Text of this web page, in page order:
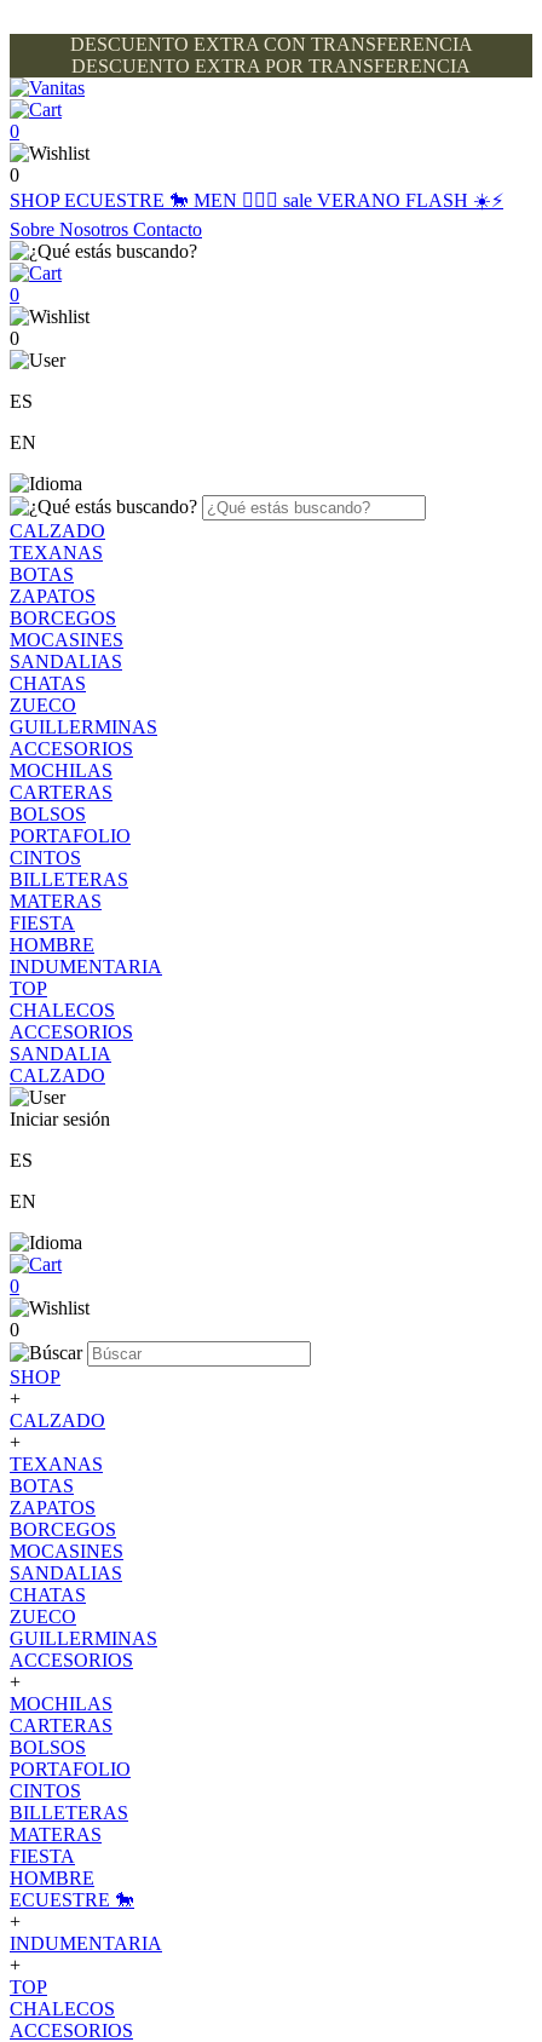
DESCUENTO EXTRA CON TRANSFERENCIA
DESCUENTO EXTRA POR TRANSFERENCIA
0
0
SHOPECUESTRE 🐎 MEN 🙋🏽‍♂️ sale VERANO FLASH ☀️⚡️
Sobre Nosotros Contacto
0
0
ES
EN
CALZADO
TEXANAS
BOTAS
ZAPATOS
BORCEGOS
MOCASINES
SANDALIAS
CHATAS
ZUECO
GUILLERMINAS
ACCESORIOS
MOCHILAS
CARTERAS
BOLSOS
PORTAFOLIO
CINTOS
BILLETERAS
MATERAS
FIESTA
HOMBRE
INDUMENTARIA
TOP
CHALECOS
ACCESORIOS
SANDALIA
CALZADO
Iniciar sesión
ES
EN
0
0
SHOP
+
CALZADO
+
TEXANAS
BOTAS
ZAPATOS
BORCEGOS
MOCASINES
SANDALIAS
CHATAS
ZUECO
GUILLERMINAS
ACCESORIOS
+
MOCHILAS
CARTERAS
BOLSOS
PORTAFOLIO
CINTOS
BILLETERAS
MATERAS
FIESTA
HOMBRE
ECUESTRE 🐎
+
INDUMENTARIA
+
TOP
CHALECOS
ACCESORIOS